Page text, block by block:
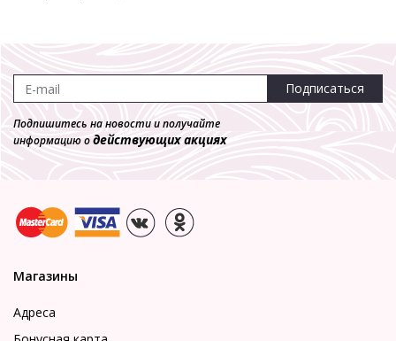
Подписаться
Подпишитесь на новости и получайте
информацию одействующих акциях
Магазины
Адреса